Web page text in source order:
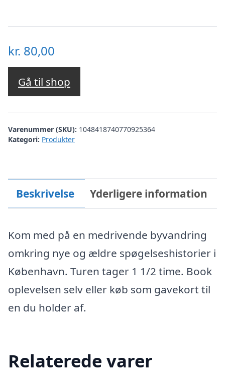
kr. 80,00
Gå til shop
Varenummer (SKU): 1048418740770925364
Kategori: Produkter
Beskrivelse Yderligere information
Kom med på en medrivende byvandring
omkring nye og ældre spøgelseshistorier i
København. Turen tager 1 1/2 time. Book
oplevelsen selv eller køb som gavekort til
en du holder af.
Relaterede varer